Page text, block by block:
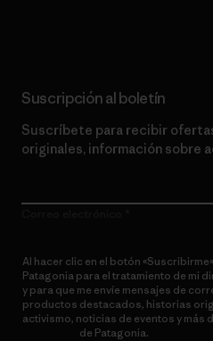
Suscripción al boletín
Suscríbete para recibir
originales, información sobre
Al hacer clic en el botón
Patagonia para el tratamiento de mi
y para que me envíe mensajes de
productos destacados, historias
activismo, noticias de eventos y más
de Patagonia.